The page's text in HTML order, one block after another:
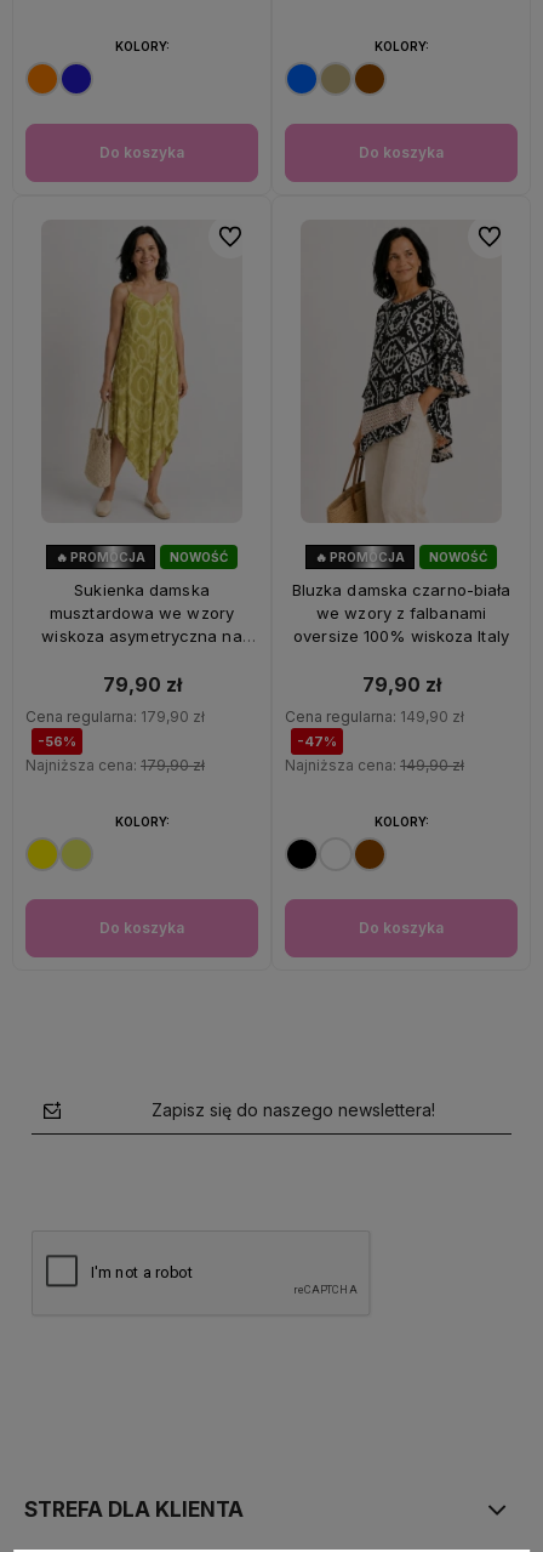
Do koszyka
KOLORY:
Do koszyka
KOLORY:
NOWOŚĆ
🔥 PROMOCJA
Sukienka damska
musztardowa we wzory
wiskoza asymetryczna na
79,90 zł
Cena regularna: 179,90 zł
-56%
Najniższa cena: 179,90 zł
Do koszyka
KOLORY:
Do ulubionych
NOWOŚĆ
🔥 PROMOCJA
Bluzka damska czarno-biała
we wzory z falbanami
oversize 100% wiskoza Italy
79,90 zł
Cena regularna: 149,90 zł
-47%
Najniższa cena: 149,90 zł
Do koszyka
KOLORY:
Do
Zapisz się do naszego newslettera!
STREFA DLA KLIENTA